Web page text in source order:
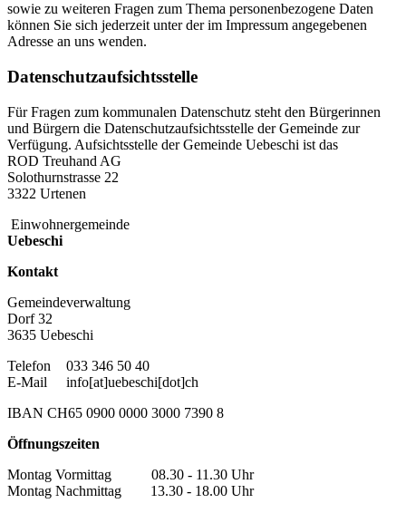
sowie zu weiteren Fragen zum Thema personenbezogene Daten
können Sie sich jederzeit unter der im Impressum angegebenen
Adresse an uns wenden.
Datenschutzaufsichtsstelle
Für Fragen zum kommunalen Datenschutz steht den Bürgerinnen
und Bürgern die Datenschutzaufsichtsstelle der Gemeinde zur
Verfügung. Aufsichtsstelle der Gemeinde Uebeschi ist das
ROD Treuhand AG
Solothurnstrasse 22
3322 Urtenen
Einwohnergemeinde
Uebeschi
Kontakt
Gemeindeverwaltung
Dorf 32
3635 Uebeschi
Telefon
033 346 50 40
E-Mail
info[at]uebeschi[dot]ch
IBAN CH65 0900 0000 3000 7390 8
Öffnungszeiten
Montag Vormittag 08.30 - 11.30 Uhr
Montag Nachmittag 13.30 - 18.00 Uhr